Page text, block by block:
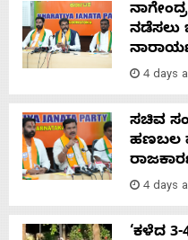
ನಡೆಸಲು
4 days
ಸಚಿವ
ಹಣಬಲ
4 days
‘ಕಳೆದ